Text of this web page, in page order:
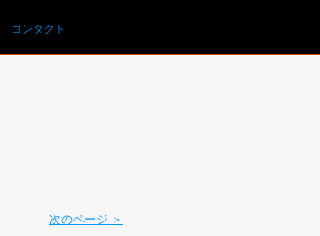
コンタクト
次のページ ＞